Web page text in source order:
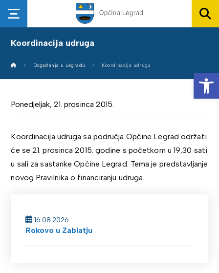
Koordinacija udruga
Događanja u Legradu Koordinacija udruga
Ponedjeljak, 21. prosinca 2015.
Koordinacija udruga sa područja Općine Legrad održati
će se 21. prosinca 2015. godine s početkom u 19,30 sati
u sali za sastanke Općine Legrad. Tema je predstavljanje
novog Pravilnika o financiranju udruga.
16.08.2026.
Rokovo u Zablatju